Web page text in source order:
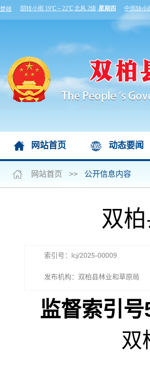
网站首页 动态要闻
网站首页 >> 公开信息内容
双
索引号：lcj/2025-00009
发布机构：双柏县林业和草原局
监督索引号
双